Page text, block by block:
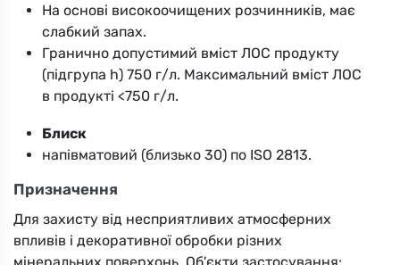
На основі високоочищених розчинників, має
слабкий запах.
Гранично допустимий вміст ЛОС продукту
(підгрупа h) 750 г/л. Максимальний вміст ЛОС
в продукті <750 г/л.
Блиск
напівматовий (близько 30) по ISO 2813.
Призначення
Для захисту від несприятливих атмосферних
впливів і декоративної обробки різних